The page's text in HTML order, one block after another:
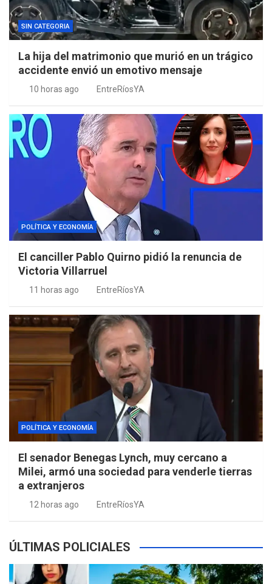
SIN CATEGORIA
La hija del matrimonio que murió en un trágico
accidente envió un emotivo mensaje
10 horas ago EntreRíosYA
POLÍTICA Y ECONOMÍA
El canciller Pablo Quirno pidió la renuncia de
Victoria Villarruel
11 horas ago EntreRíosYA
POLÍTICA Y ECONOMÍA
El senador Benegas Lynch, muy cercano a
Milei, armó una sociedad para venderle tierras
a extranjeros
12 horas ago EntreRíosYA
ÚLTIMAS POLICIALES